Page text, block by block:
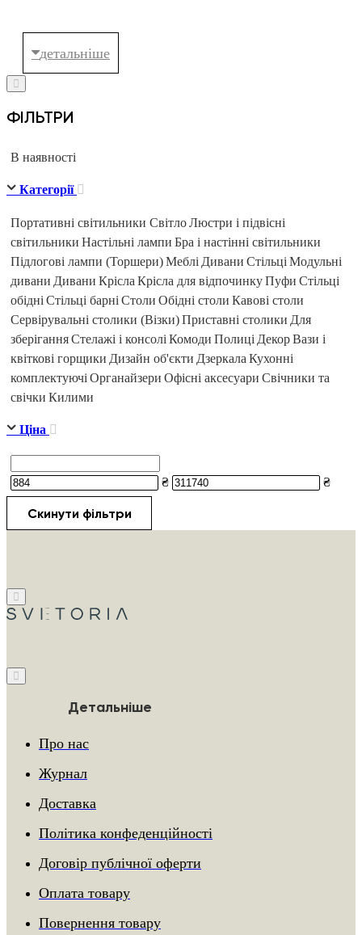
ФІЛЬТРИ
В наявності
Категорії
Портативні світильники СвітлоЛюстри і підвісні
світильники Настільні лампи Бра і настінні світильники
Підлогові лампи (Торшери)Меблі Дивани Стільці Модульні
дивани Дивани Крісла Крісла для відпочинкуПуфи Стільці
обідні Стільці барні Столи Обідні столи Кавові столи
Сервірувальні столики (Візки)Приставні столики Для
зберіганняСтелажі і консолі Комоди Полиці ДекорВази і
квіткові горщики Дизайн об'єкти Дзеркала Кухонні
комплектуючі Органайзери Офісні аксесуари Свічники та
свічки Килими
Ціна
₴ ₴
Скинути фільтри
Детальніше
Про нас
Журнал
Доставка
Політика конфеденційності
Договір публічної оферти
Оплата товару
Повернення товару